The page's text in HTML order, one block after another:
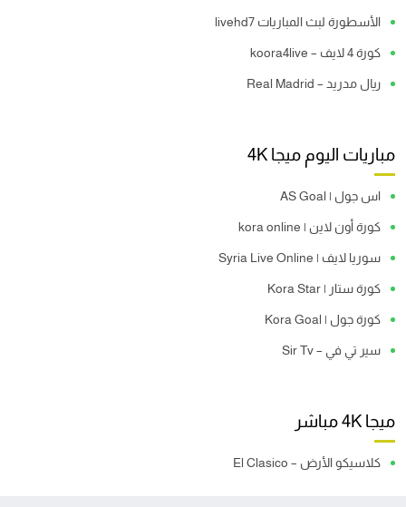
الأسطورة لبث المباريات livehd7
كورة 4 لايف – koora4live
ريال مدريد – Real Madrid
مباريات اليوم ميجا 4K
اس جول | AS Goal
كورة أون لاين | kora online
سوريا لايف | Syria Live Online
كورة ستار | Kora Star
كورة جول | Kora Goal
سير تي في – Sir Tv
ميجا 4K مباشر
كلاسيكو الأرض – El Clasico